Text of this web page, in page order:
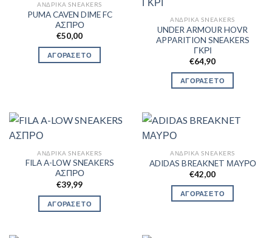
ΑΝΔΡΙΚΆ SNEAKERS
PUMA CAVEN DIME FC
ΑΣΠΡΟ
€50,00
ΑΓΟΡΑΣΕ ΤΟ
ΑΝΔΡΙΚΆ SNEAKERS
UNDER ARMOUR HOVR
APPARITION SNEAKERS
ΓΚΡΙ
€64,90
ΑΓΟΡΑΣΕ ΤΟ
ΑΝΔΡΙΚΆ SNEAKERS
FILA A-LOW SNEAKERS
ΑΣΠΡΟ
€39,99
ΑΓΟΡΑΣΕ ΤΟ
ΑΝΔΡΙΚΆ SNEAKERS
ADIDAS BREAKNET ΜΑΥΡΟ
€42,00
ΑΓΟΡΑΣΕ ΤΟ